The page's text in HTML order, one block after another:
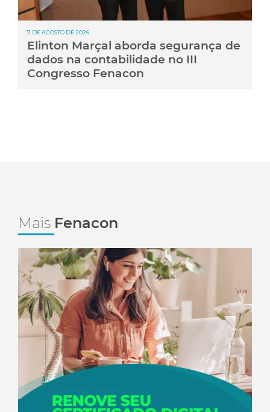
7 DE AGOSTO DE 2026
Elinton Marçal aborda segurança de
dados na contabilidade no III
Congresso Fenacon
Mais Fenacon